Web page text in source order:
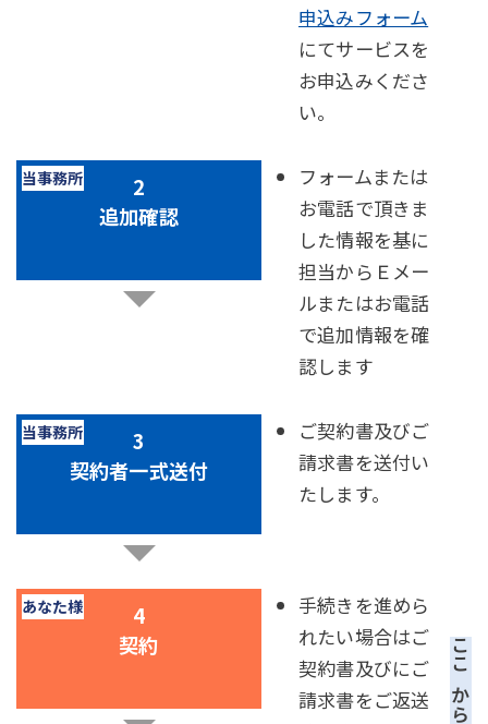
申込みフォーム
にてサービスを
お申込みくださ
い。
追加確認
フォームまたは
お電話で頂きま
した情報を基に
担当からＥメー
ルまたはお電話
で追加情報を確
認します
契約者一式送付
ご契約書及びご
請求書を送付い
たします。
契約
手続きを進めら
れたい場合はご
契約書及びにご
請求書をご返送